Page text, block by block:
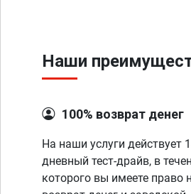
Наши
100% возврат денег
На наши услуги действует
дневный тест-драйв, в
которого вы имеете право